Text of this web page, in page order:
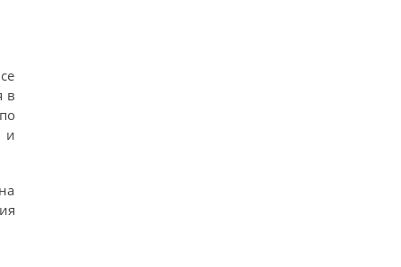
в
и